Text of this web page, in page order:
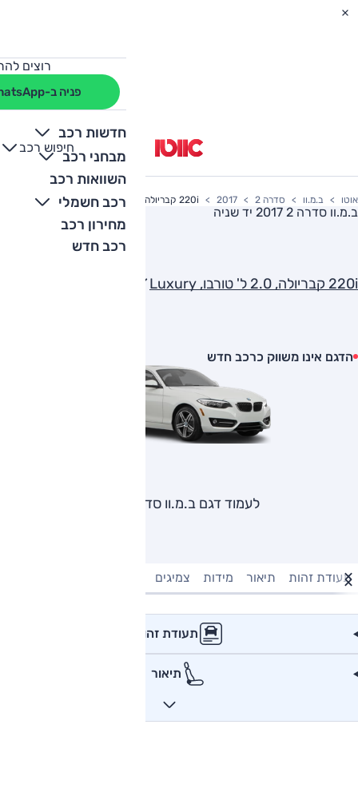
רוצים
פניה ב-WhatsApp
חדשות רכב
מבחני רכב
השוואות רכב
רכב חשמלי
מחירון רכב
רכב חדש
חיפוש רכב
+
-
אוטו ב.מ.וו סדרה 2 2017 220i קבריולה, 2.0 ל' טורבו, Luxury
ב.מ.וו סדרה 2 2017 יד שניה
220i קבריולה, 2.0 ל' טורבו, Luxury
הדגם אינו משווק כרכב חדש
לעמוד דגם ב.מ.וו סדרה 2
תעודת זהות תיאור מידות צמיגים
תעודת זהות
תיאור